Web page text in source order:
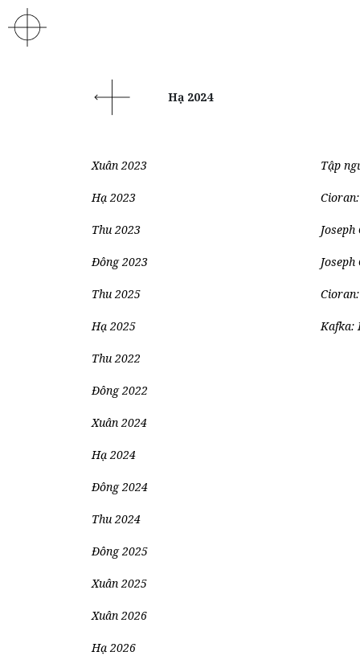
Hạ 2024
Xuân 2023
Hạ 2023
Thu 2023
Đông 2023
Thu 2025
Hạ 2025
Thu 2022
Đông 2022
Xuân 2024
Hạ 2024
Đông 2024
Thu 2024
Đông 2025
Xuân 2025
Xuân 2026
Hạ 2026
Tập
Kafka: